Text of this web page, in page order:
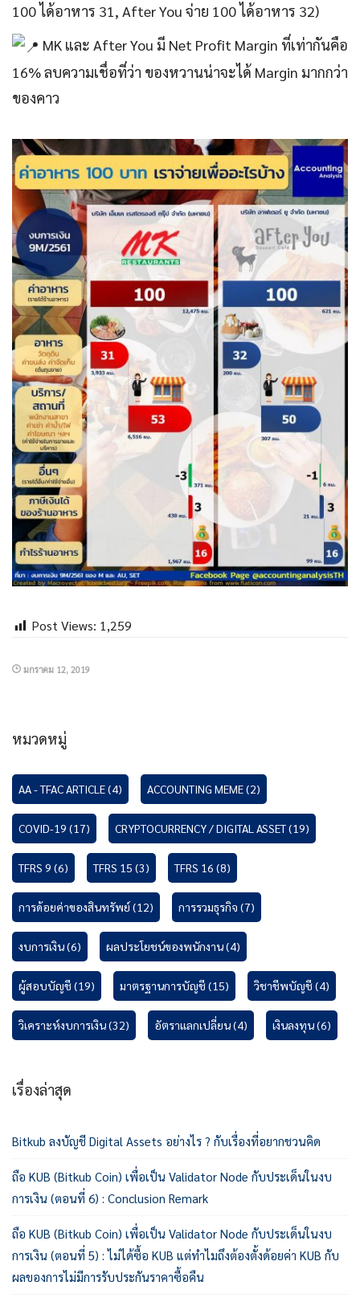
100 ได้อาหาร 31, After You จ่าย 100 ได้อาหาร 32)
MK และ After You มี Net Profit Margin ที่เท่ากันคือ
16% ลบความเชื่อที่ว่า ของหวานน่าจะได้ Margin มากกว่า
ของคาว
Post Views: 1,259
มกราคม 12, 2019
หมวดหมู่
AA - TFAC ARTICLE(4) ACCOUNTING MEME(2)
COVID-19 (17) CRYPTOCURRENCY / DIGITAL ASSET(19)
TFRS 9 (6) TFRS 15 (3) TFRS 16 (8)
การด้อยค่าของสินทรัพย์(12) การรวมธุรกิจ (7)
งบการเงิน(6) ผลประโยชน์ของพนักงาน(4)
ผู้สอบบัญชี(19) มาตรฐานการบัญชี(15) วิชาชีพบัญชี(4)
วิเคราะห์งบการเงิน(32) อัตราแลกเปลี่ยน(4) เงินลงทุน(6)
เรื่องล่าสุด
Bitkub ลงบัญชี Digital Assets อย่างไร ? กับเรื่องที่อยากชวนคิด
ถือ KUB (Bitkub Coin) เพื่อเป็น Validator Node กับประเด็นในงบ
การเงิน (ตอนที่ 6) : Conclusion Remark
ถือ KUB (Bitkub Coin) เพื่อเป็น Validator Node กับประเด็นในงบ
การเงิน (ตอนที่ 5) : ไม่ได้ซื้อ KUB แต่ทำไมถึงต้องตั้งด้อยค่า KUB กับ
ผลของการไม่มีการรับประกันราคาซื้อคืน